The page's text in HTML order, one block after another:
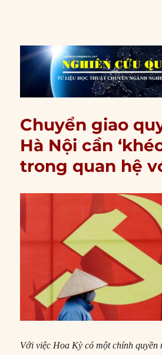
Chuyển giao
Hà Nội cần
trong quan hệ
Với việc Hoa Kỳ có một chính quyền